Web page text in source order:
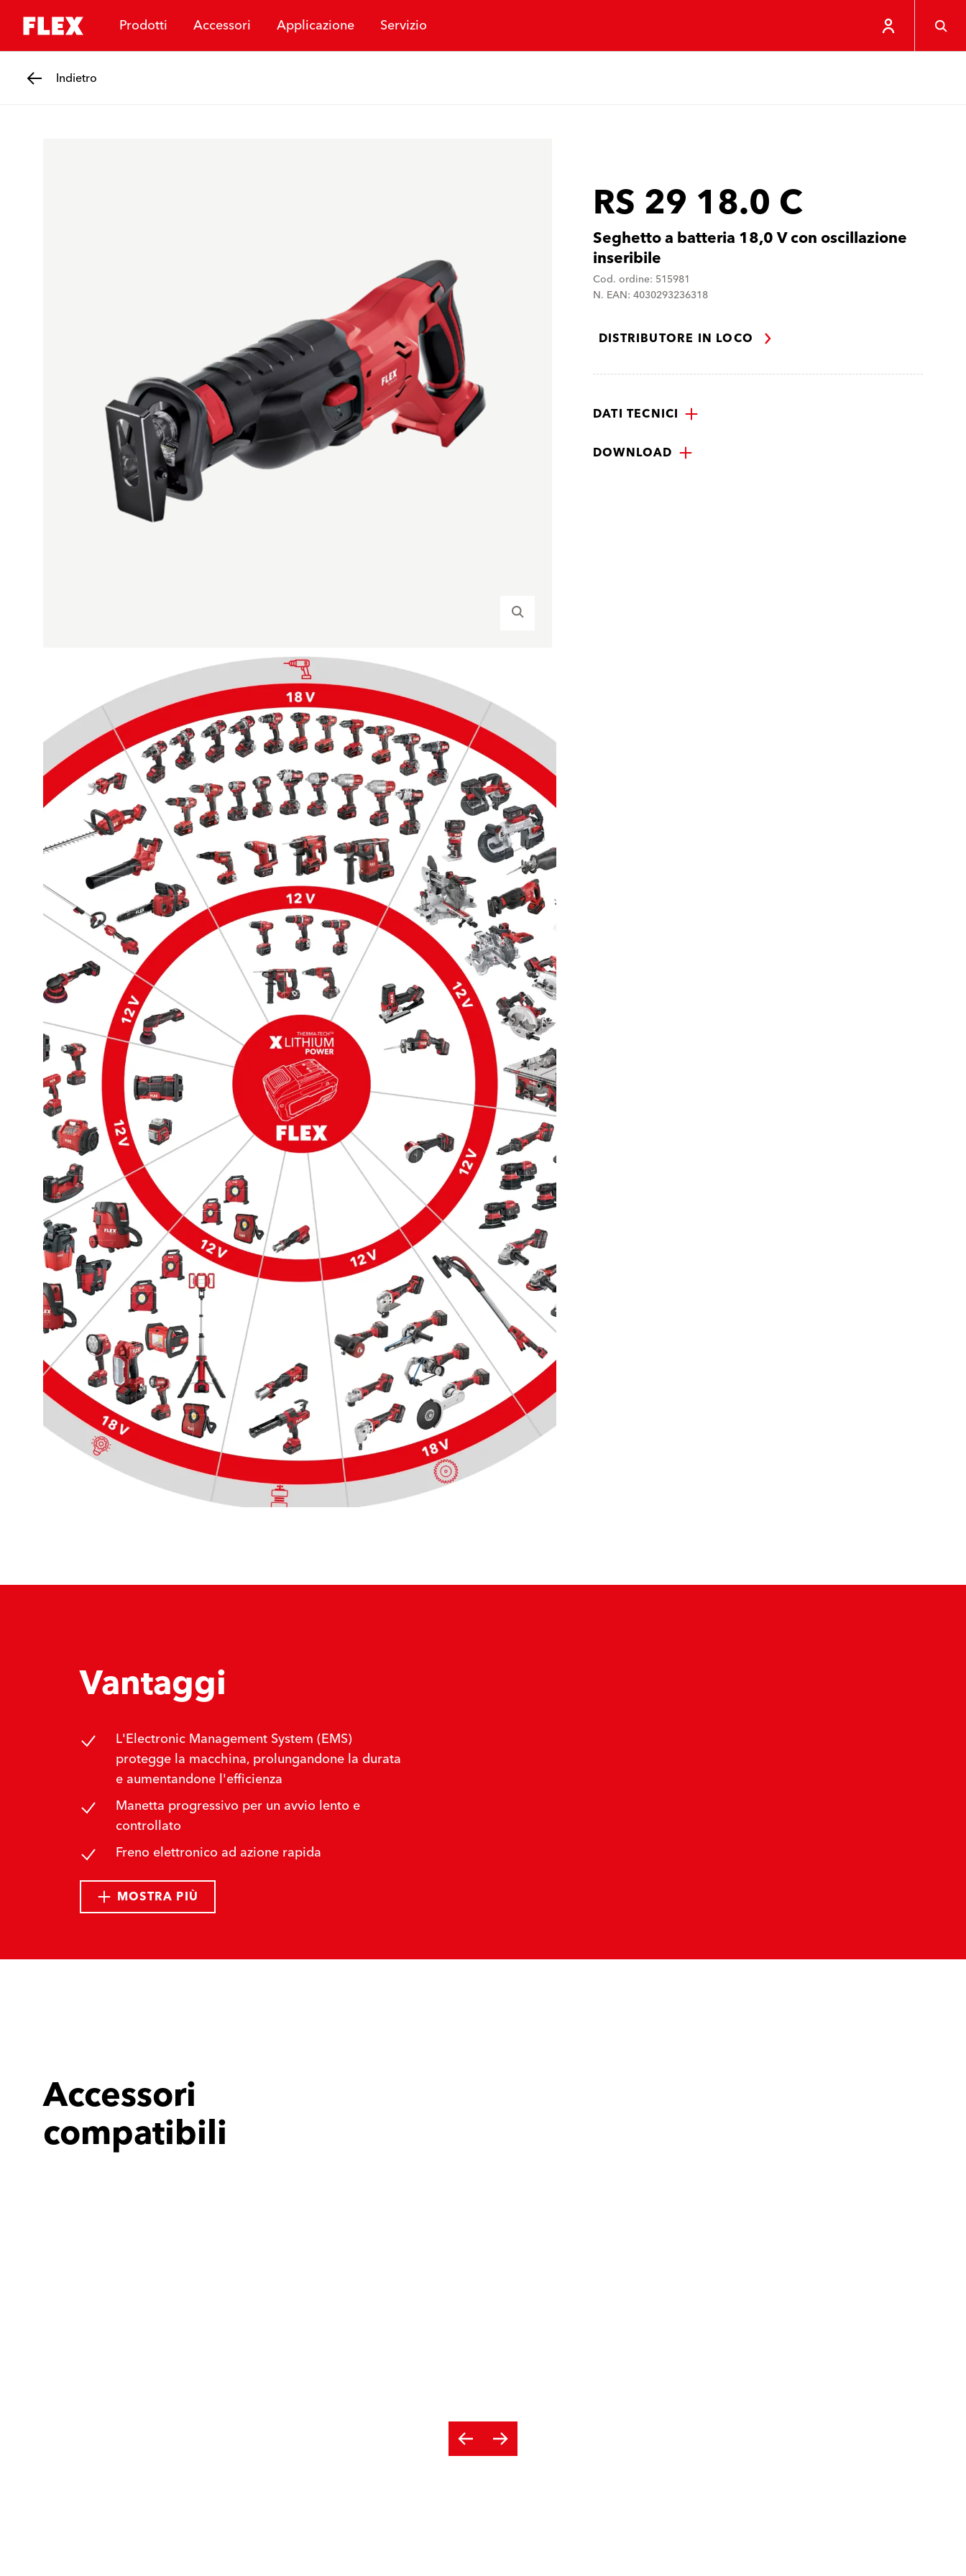
Prodotti Accessori Applicazione Servizio
Indietro
RS 29 18.0 C
Seghetto a batteria 18,0 V con oscillazione
inseribile
Cod. ordine: 515981
N. EAN: 4030293236318
DISTRIBUTORE IN LOCO
DATI TECNICI
DOWNLOAD
Vantaggi
L'Electronic Management System (EMS)
protegge la macchina, prolungandone la durata
e aumentandone l'efficienza
Manetta progressivo per un avvio lento e
controllato
Freno elettronico ad azione rapida
MOSTRA PIÙ
Accessori
compatibili